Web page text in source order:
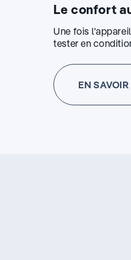
Le confort
Une fois
tester en
EN